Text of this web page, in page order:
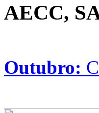
AECC,
Outubro: